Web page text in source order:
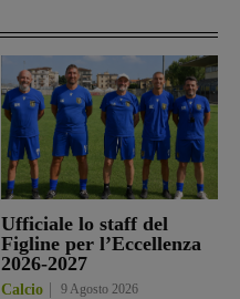
Ufficiale lo staff del
Figline per l’Eccellenza
2026-2027
Calcio 9 Agosto 2026